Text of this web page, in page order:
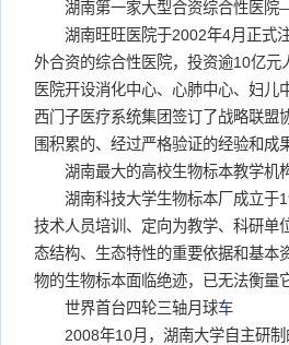
湖南第一家大型合资综合性医院
湖南旺旺医院于2002年4月正式注
外合资的综合性医院，投资逾10亿
医院开设消化中心、心肺中心、妇
西门子医疗系统集团签订了战略联盟
围积累的、经过严格验证的经验和成
湖南最大的高校生物标本教学机
湖南科技大学生物标本厂成立于
技术人员培训、定向为教学、科研单
态结构、生态特性的重要依据和基本
物的生物标本面临绝迹，已无法衡量
世界首台四轮三轴月球车
2008年10月，湖南大学自主研制